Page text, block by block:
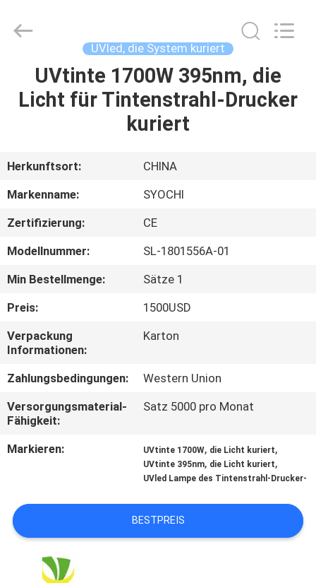
HAUS
ÜBER
UNS
FABRIK-
AUSFLUG
QUALITÄTSKONTROLLE
TRETEN
SIE
MIT
UNS
IN
NACHRICHTEN
FORDERN
Electronics
UVled, die System kuriert
UVtinte 1700W 395nm, die
Licht für Tintenstrahl-Drucker
kuriert
Herkunftsort:
CHINA
Markenname:
SYOCHI
Zertifizierung:
CE
Modellnummer:
SL-1801556A-01
Min Bestellmenge:
Sätze 1
Preis:
1500USD
Verpackung
Informationen:
Karton
Zahlungsbedingungen:
Western Union
Versorgungsmaterial-
Fähigkeit:
Satz 5000 pro Monat
Markieren: UVtinte 1700W, die Licht kuriert,
UVtinte 395nm, die Licht kuriert,
UVled Lampe des Tintenstrahl-Drucker-
BESTPREIS